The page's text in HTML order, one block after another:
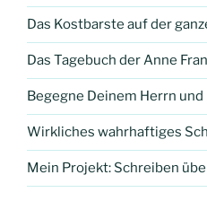
Das Kostbarste auf der
Das Tagebuch der Anne
Begegne Deinem Herrn
Wirkliches wahrhaftiges
Mein Projekt: Schreiben